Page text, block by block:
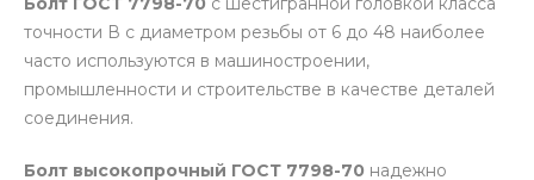
точности В с диаметром резьбы от 6 до 48 наиболее
часто используются в машиностроении,
промышленности и строительстве в качестве деталей
соединения.
Болт высокопрочный ГОСТ 7798-70 надежно